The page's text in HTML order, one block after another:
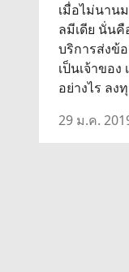
เมื่อไม่นาน
ลมีเดีย นั่นคื
บริการส่งข้
เป็นเจ้าขอ
อย่างไร ลง
29 ม.ค.